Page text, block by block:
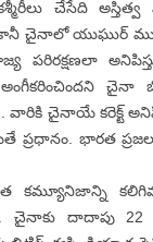
చేసేది
చైనాలో యుఘుర్‌
పరిరక్షణలా
చైనా
చైనాయే కరెక్ట్‌
ప్రధానం. భారత
దాదాపు 22